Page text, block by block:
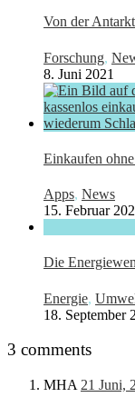
Von der
Forschung,
8. Juni 2021
Einkaufen
Apps, News
15. Februar
Die
Energie,
18. September
3 comments
MHA 21 Juni,